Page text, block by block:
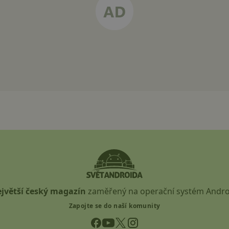
český magazín zaměřený na operační systém
Zapojte se do naší komunity